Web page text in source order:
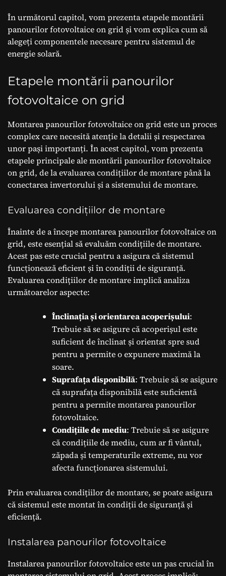
În următorul capitol, vom prezenta etapele montării
panourilor fotovoltaice on grid și vom explica cum să
alegeți componentele necesare pentru sistemul de
energie solară.
Etapele montării panourilor
fotovoltaice on grid
Montarea panourilor fotovoltaice on grid este un proces
complex care necesită atenție la detalii și respectarea
unor pași importanți. În acest capitol, vom prezenta
etapele principale ale montării panourilor fotovoltaice
on grid, de la evaluarea condițiilor de montare până la
conectarea invertorului și a sistemului de montare.
Evaluarea condițiilor de montare
Înainte de a începe montarea panourilor fotovoltaice on
grid, este esențial să evaluăm condițiile de montare.
Acest pas este crucial pentru a asigura că sistemul
funcționează eficient și în condiții de siguranță.
Evaluarea condițiilor de montare implică analiza
următoarelor aspecte:
Înclinația și orientarea acoperișului:
Trebuie să se asigure că acoperișul este
suficient de înclinat și orientat spre sud
pentru a permite o expunere maximă la
soare.
Suprafața disponibilă: Trebuie să se asigure
că suprafața disponibilă este suficientă
pentru a permite montarea panourilor
fotovoltaice.
Condițiile de mediu: Trebuie să se asigure
că condițiile de mediu, cum ar fi vântul,
zăpada și temperaturile extreme, nu vor
afecta funcționarea sistemului.
Prin evaluarea condițiilor de montare, se poate asigura
că sistemul este montat în condiții de siguranță și
eficiență.
Instalarea panourilor fotovoltaice
Instalarea panourilor fotovoltaice este un pas crucial în